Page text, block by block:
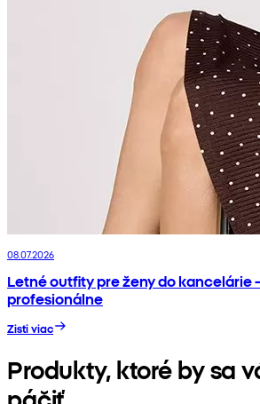
08.07.2026
Letné outfity pre ženy do kancelárie
profesionálne
Zisti viac
Produkty, ktoré by sa